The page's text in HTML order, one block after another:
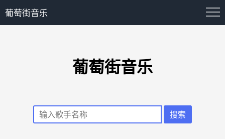
葡萄街音乐
葡萄街音乐